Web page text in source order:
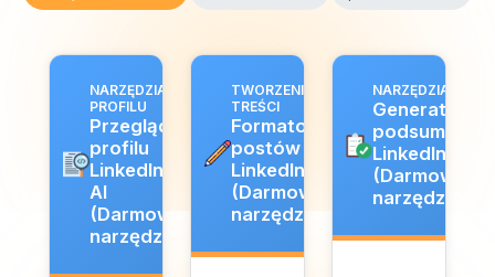
NARZĘDZIA
PROFILU
Przegląd
profilu
LinkedIn z
AI
(Darmowe
narzędzie)
TWORZENIE
TREŚCI
Formatowanie
postów
LinkedIn
(Darmowe
narzędzie)
NARZĘDZIA
Generator
LinkedIn z AI
(Darmowe
narzędzie)